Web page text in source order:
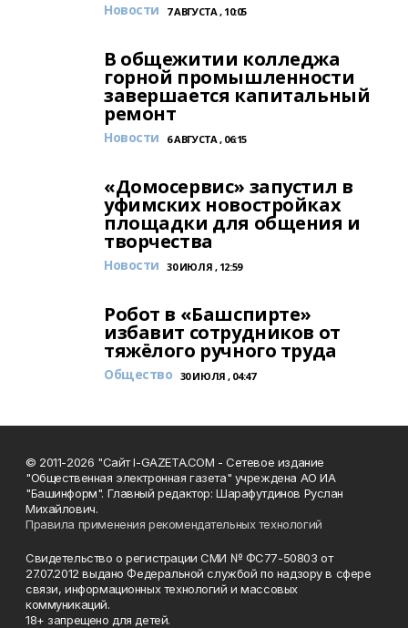
Новости 7 АВГУСТА , 10:05
В общежитии колледжа
горной промышленности
завершается капитальный
ремонт
Новости 6 АВГУСТА , 06:15
«Домосервис» запустил в
уфимских новостройках
площадки для общения и
творчества
Новости 30 ИЮЛЯ , 12:59
Робот в «Башспирте»
избавит сотрудников от
тяжёлого ручного труда
Общество 30 ИЮЛЯ , 04:47
© 2011-2026 "Сайт I-GAZETA.COM - Сетевое издание
"Общественная электронная газета" учреждена АО ИА
"Башинформ". Главный редактор: Шарафутдинов Руслан
Михайлович.
Правила применения рекомендательных технологий
Свидетельство о регистрации СМИ № ФС77-50803 от
27.07.2012 выдано Федеральной службой по надзору в сфере
связи, информационных технологий и массовых
коммуникаций.
18+ запрещено для детей.